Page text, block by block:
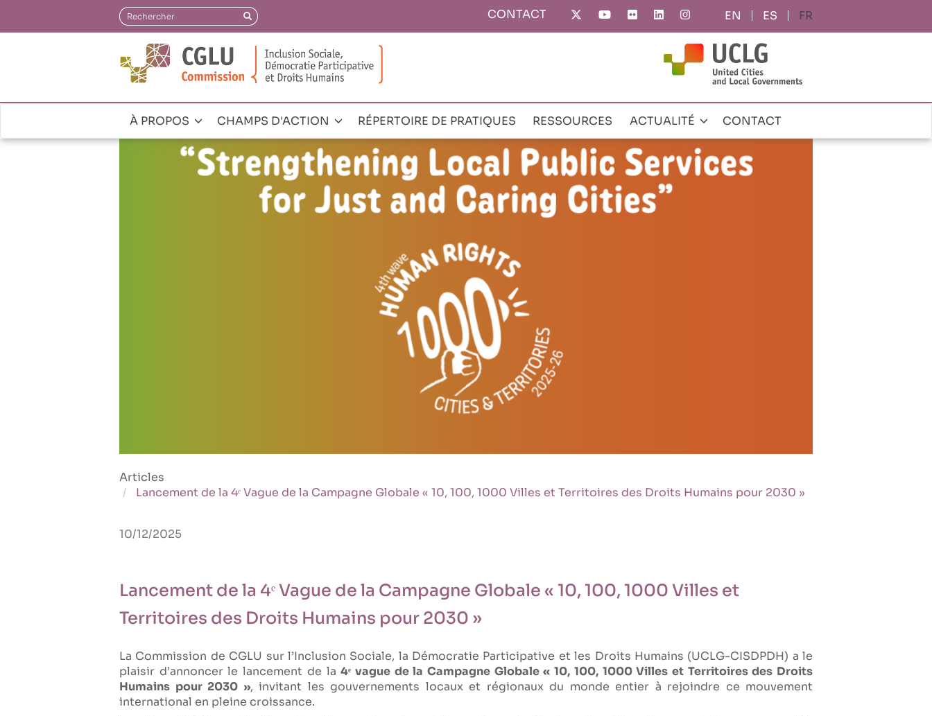
ES FR
Top
CONTACT
Rechercher Rechercher
Navegación
principal
À PROPOS CHAMPS D'ACTION RÉPERTOIRE DE PRATIQUES RESSOURCES ACTUALITÉ CONTACT
Articles
Lancement de la 4ᵉ Vague de la Campagne Globale « 10, 100, 1000 Villes et Territoires des Droits Humains pour 2030 »
10/12/2025
Lancement de la 4ᵉ Vague de la Campagne Globale « 10, 100, 1000 Villes et
Territoires des Droits Humains pour 2030 »
La Commission de CGLU sur l’Inclusion Sociale, la Démocratie Participative et les Droits Humains (UCLG-CISDPDH) a le
plaisir d’annoncer le lancement de la4ᵉ vague de la Campagne Globale « 10, 100, 1000 Villes et Territoires des Droits
Humains pour 2030 », invitant les gouvernements locaux et régionaux du monde entier à rejoindre ce mouvement
international en pleine croissance.